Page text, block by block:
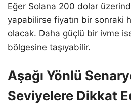
Eğer Solana 200 dolar
yapabilirse fiyatın bir sonraki
olacak. Daha güçlü bir ivme
bölgesine taşıyabilir.
Aşağı Yönlü
Seviyelere Dikkat